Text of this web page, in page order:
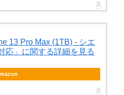
13 Pro Max (1TB) - シエ
応」に関する詳細を見る